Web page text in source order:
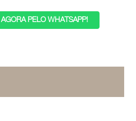
PELO WHATSAPP!